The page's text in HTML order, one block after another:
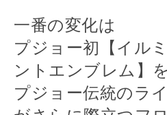
一番の変化は
プジョー初【イル
ントエンブレム】
プジョー伝統のラ